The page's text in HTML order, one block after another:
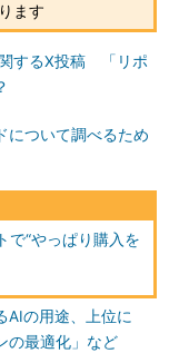
ます
するX投稿 「リポ
について調べるため
“やっぱり購入を
AIの用途、上位に
の最適化」など